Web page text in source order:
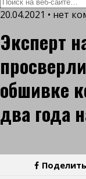
20.04.2021 • нет
Эксперт
обшивке
два года